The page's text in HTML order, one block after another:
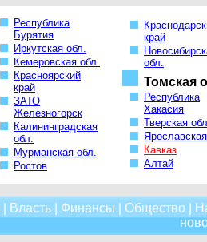
Республика
Бурятия
Иркутская обл.
Кемеровская обл.
Красноярский
край
ЗАТО
Железногорск
Калининградская
обл.
Мурманская обл.
Ростов
край
обл.
Томская
Республика
Хакасия
Тверская
Кавказ
Алтай
Власть| Финансы Общество